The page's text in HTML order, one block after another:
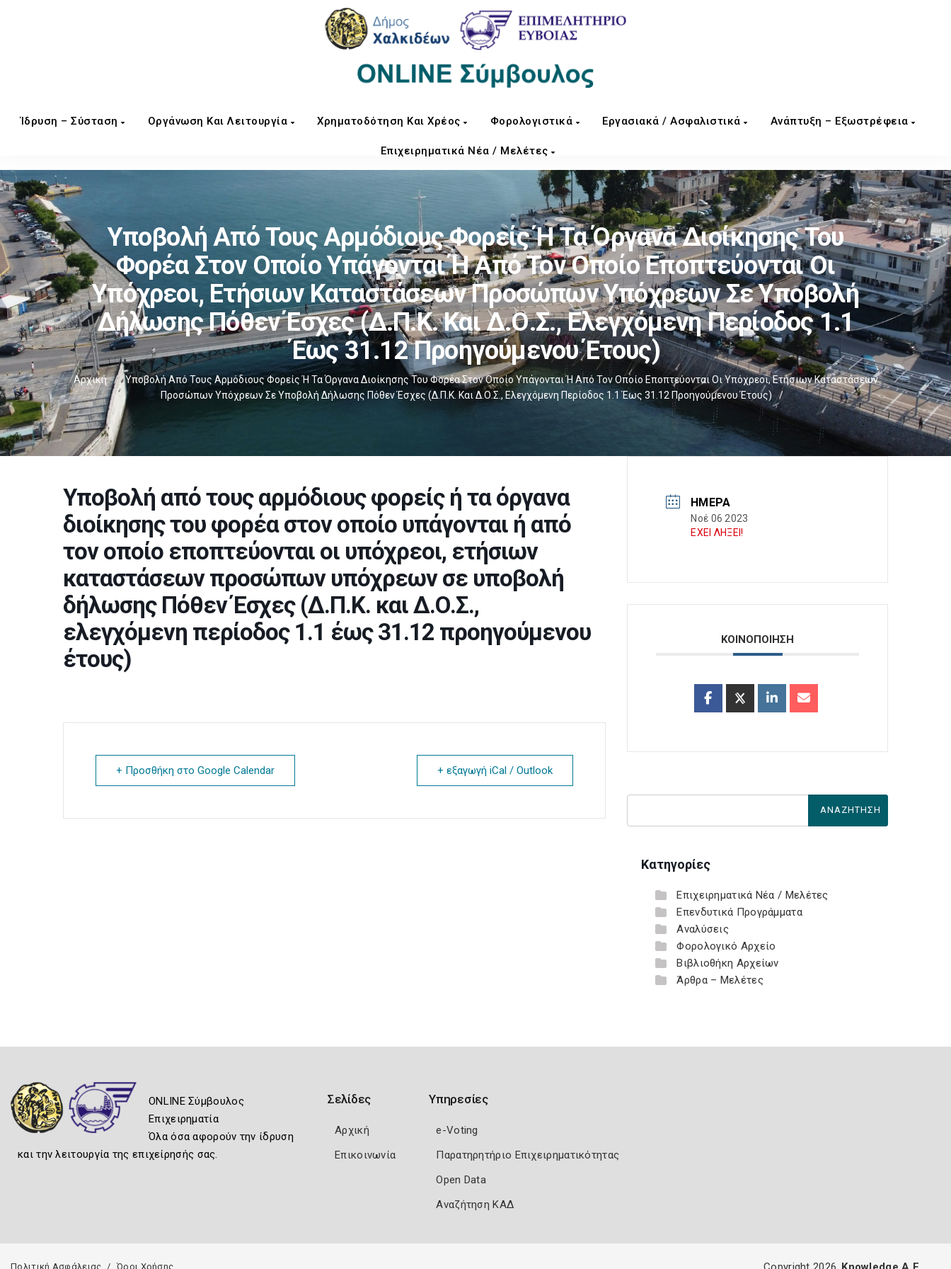
Ίδρυση – Σύσταση Οργάνωση Και Λειτουργία Χρηματοδότηση Και Χρέος Φορολογιστικά Εργασιακά / Ασφαλιστικά Ανάπτυξη – Εξωστρέφεια
Επιχειρηματικά Νέα / Μελέτες
Υποβολή Από Τους Αρμόδιους Φορείς Ή Τα Όργανα Διοίκησης Του
Φορέα Στον Οποίο Υπάγονται Ή Από Τον Οποίο Εποπτεύονται Οι
Υπόχρεοι, Ετήσιων Καταστάσεων Προσώπων Υπόχρεων Σε Υποβολή
Δήλωσης Πόθεν Έσχες (Δ.Π.Κ. Και Δ.Ο.Σ., Ελεγχόμενη Περίοδος 1.1
Έως 31.12 Προηγούμενου Έτους)
Αρχική /
Υποβολή Από Τους Αρμόδιους Φορείς Ή Τα Όργανα Διοίκησης Του Φορέα Στον Οποίο Υπάγονται Ή Από Τον Οποίο Εποπτεύονται Οι Υπόχρεοι, Ετήσιων Καταστάσεων
Προσώπων Υπόχρεων Σε Υποβολή Δήλωσης Πόθεν Έσχες (Δ.Π.Κ. Και Δ.Ο.Σ., Ελεγχόμενη Περίοδος 1.1 Έως 31.12 Προηγούμενου Έτους)
/
Υποβολή από τους αρμόδιους φορείς ή τα όργανα
διοίκησης του φορέα στον οποίο υπάγονται ή από
τον οποίο εποπτεύονται οι υπόχρεοι, ετήσιων
καταστάσεων προσώπων υπόχρεων σε υποβολή
δήλωσης Πόθεν Έσχες (Δ.Π.Κ. και Δ.Ο.Σ.,
ελεγχόμενη περίοδος 1.1 έως 31.12 προηγούμενου
έτους)
+ Προσθήκη στο Google Calendar + εξαγωγή iCal / Outlook
ΗΜΈΡΑ
Νοέ 06 2023
ΕΧΕΙ ΛΗΞΕΙ!
ΚΟΙΝΟΠΟΙΗΣΗ
Κατηγορίες
Επιχειρηματικά Νέα / Μελέτες
Επενδυτικά Προγράμματα
Αναλύσεις
Φορολογικό Αρχείο
Βιβλιοθήκη Αρχείων
Άρθρα – Μελέτες
ONLINE Σύμβουλος
Επιχειρηματία
Όλα όσα αφορούν την ίδρυση
και την λειτουργία της επιχείρησής σας.
Σελίδες
Αρχική
Επικοινωνία
Υπηρεσίες
e-Voting
Παρατηρητήριο Επιχειρηματικότητας
Open Data
Αναζήτηση ΚΑΔ
Πολιτική Ασφάλειας Όροι Χρήσης